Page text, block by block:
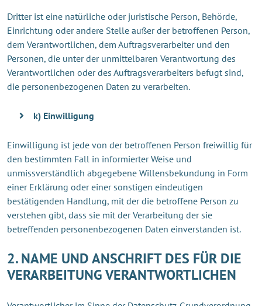
Dritter ist eine natürliche oder juristische Person, Behörde,
Einrichtung oder andere Stelle außer der betroffenen Person,
dem Verantwortlichen, dem Auftragsverarbeiter und den
Personen, die unter der unmittelbaren Verantwortung des
Verantwortlichen oder des Auftragsverarbeiters befugt sind,
die personenbezogenen Daten zu verarbeiten.
k) Einwilligung
Einwilligung ist jede von der betroffenen Person freiwillig für
den bestimmten Fall in informierter Weise und
unmissverständlich abgegebene Willensbekundung in Form
einer Erklärung oder einer sonstigen eindeutigen
bestätigenden Handlung, mit der die betroffene Person zu
verstehen gibt, dass sie mit der Verarbeitung der sie
betreffenden personenbezogenen Daten einverstanden ist.
2. NAME UND ANSCHRIFT DES FÜR DIE
VERARBEITUNG VERANTWORTLICHEN